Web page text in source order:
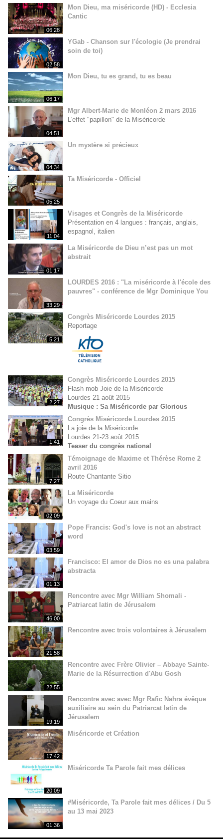
06:28
Mon Dieu, ma miséricorde (HD) - Ecclesia
Cantic
02:58
YGab - Chanson sur l'écologie (Je prendrai
soin de toi)
06:17
Mon Dieu, tu es grand, tu es beau
04:51
Mgr Albert-Marie de Monléon 2 mars 2016
L'effet "papillon" de la Miséricorde
04:34
Un mystère si précieux
05:25
Ta Miséricorde - Officiel
11:04
Visages et Congrès de la Miséricorde
Présentation en 4 langues : français, anglais,
espagnol, italien
01:17
La Miséricorde de Dieu n’est pas un mot
abstrait
33:29
LOURDES 2016 : "La miséricorde à l'école des
pauvres" - conférence de Mgr Dominique You
5:21
Congrès Miséricorde Lourdes 2015
Reportage
2:27
Congrès Miséricorde Lourdes 2015
Flash mob Joie de la Miséricorde
Lourdes 21 août 2015
Musique : Sa Miséricorde par Glorious
1:41
Congrès Miséricorde Lourdes 2015
La joie de la Miséricorde
Lourdes 21-23 août 2015
Teaser du congrès national
7:27
Témoignage de Maxime et Thérèse Rome 2
avril 2016
Route Chantante Sitio
02:09
La Miséricorde
Un voyage du Coeur aux mains
03:59
Pope Francis: God's love is not an abstract
word
01:13
Francisco: El amor de Dios no es una palabra
abstracta
46:00
Rencontre avec Mgr William Shomali -
Patriarcat latin de Jérusalem
21:58
Rencontre avec trois volontaires à Jérusalem
22:55
Rencontre avec Frère Olivier – Abbaye Sainte-
Marie de la Résurrection d'Abu Gosh
19:19
Rencontre avec avec Mgr Rafic Nahra évêque
auxiliaire au sein du Patriarcat latin de
Jérusalem
17:42
Miséricorde et Création
20:09
Miséricorde Ta Parole fait mes délices
01:36
#Miséricorde, Ta Parole fait mes délices / Du 5
au 13 mai 2023